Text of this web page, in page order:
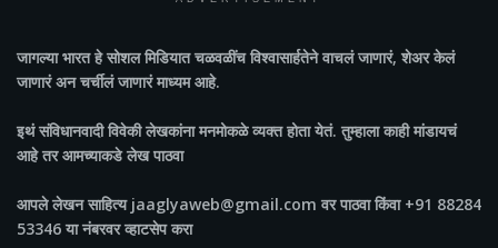
जागल्या भारतहे सोशल मिडियात चळवळींच विश्वासार्हतेने वाचलं जाणारं, शेअर केलं
जाणारं अन चर्चीलं जाणारं माध्यम आहे.
इथं संविधानवादी विवेकी लेखकांना मनमोकळे व्यक्त होता येतं. तुम्हाला काही मांडायचं
आहे तर आमच्याकडे लेख पाठवा
आपले लेखन साहित्य jaaglyaweb@gmail.com वर पाठवा किंवा +91 88284
53346 या नंबरवर व्हाटसेप करा